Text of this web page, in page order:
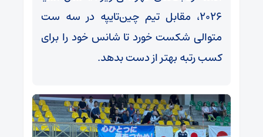
۲۰۲۶، مقابل تیم چین‌تایپه در سه ست
متوالی شکست خورد تا شانس خود را برای
کسب رتبه بهتر از دست بدهد.